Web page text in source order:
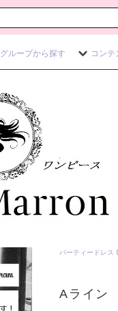
グループから探す コンテ
パーティードレス
Aライン